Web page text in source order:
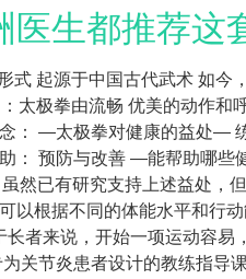
生都推荐这
起源于中国古代武术 如
太极拳由流畅 优美的动作
： —太极拳对健康的益处—
： 预防与改善 —能帮助哪
然已有研究支持上述益处
以根据不同的体能水平和行
者来说，开始一项运动容
关节炎患者设计的教练指